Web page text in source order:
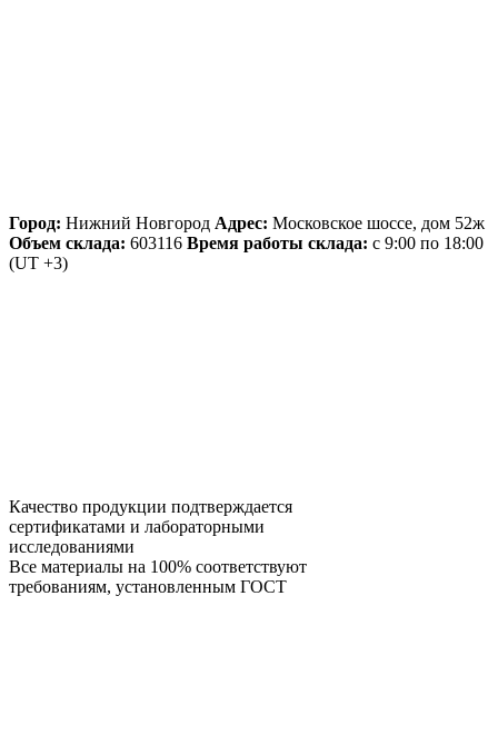
Город: Нижний Новгород Адрес: Московское шоссе, дом 52ж
Объем склада: 603116 Время работы склада: с 9:00 по 18:00
(UT +3)
Качество продукции подтверждается
сертификатами и лабораторными
исследованиями
Все материалы на 100% соответствуют
требованиям, установленным ГОСТ